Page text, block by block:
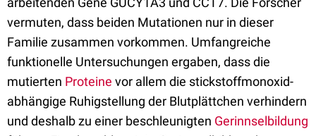
vermuten, dass beiden Mutationen nur in dieser
Familie zusammen vorkommen. Umfangreiche
funktionelle Untersuchungen ergaben, dass die
mutierten Proteine vor allem die stickstoffmonoxid-
abhängige Ruhigstellung der Blutplättchen verhindern
und deshalb zu einer beschleunigten Gerinnselbildung